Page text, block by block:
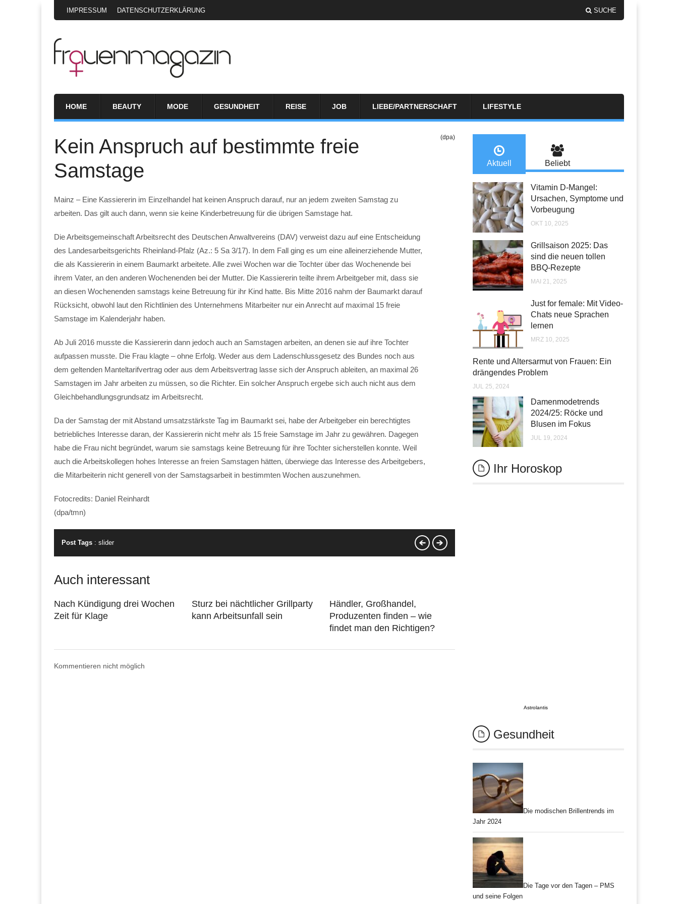
IMPRESSUM DATENSCHUTZERKLÄRUNG SUCHE
HOME BEAUTY MODE GESUNDHEIT REISE JOB LIEBE/PARTNERSCHAFT LIFESTYLE
Kein Anspruch auf bestimmte freie
Samstage
(dpa)
Mainz – Eine Kassiererin im Einzelhandel hat keinen Anspruch darauf, nur an jedem zweiten Samstag zu
arbeiten. Das gilt auch dann, wenn sie keine Kinderbetreuung für die übrigen Samstage hat.
Die Arbeitsgemeinschaft Arbeitsrecht des Deutschen Anwaltvereins (DAV) verweist dazu auf eine Entscheidung
des Landesarbeitsgerichts Rheinland-Pfalz (Az.: 5 Sa 3/17). In dem Fall ging es um eine alleinerziehende Mutter,
die als Kassiererin in einem Baumarkt arbeitete. Alle zwei Wochen war die Tochter über das Wochenende bei
ihrem Vater, an den anderen Wochenenden bei der Mutter. Die Kassiererin teilte ihrem Arbeitgeber mit, dass sie
an diesen Wochenenden samstags keine Betreuung für ihr Kind hatte. Bis Mitte 2016 nahm der Baumarkt darauf
Rücksicht, obwohl laut den Richtlinien des Unternehmens Mitarbeiter nur ein Anrecht auf maximal 15 freie
Samstage im Kalenderjahr haben.
Ab Juli 2016 musste die Kassiererin dann jedoch auch an Samstagen arbeiten, an denen sie auf ihre Tochter
aufpassen musste. Die Frau klagte – ohne Erfolg. Weder aus dem Ladenschlussgesetz des Bundes noch aus
dem geltenden Manteltarifvertrag oder aus dem Arbeitsvertrag lasse sich der Anspruch ableiten, an maximal 26
Samstagen im Jahr arbeiten zu müssen, so die Richter. Ein solcher Anspruch ergebe sich auch nicht aus dem
Gleichbehandlungsgrundsatz im Arbeitsrecht.
Da der Samstag der mit Abstand umsatzstärkste Tag im Baumarkt sei, habe der Arbeitgeber ein berechtigtes
betriebliches Interesse daran, der Kassiererin nicht mehr als 15 freie Samstage im Jahr zu gewähren. Dagegen
habe die Frau nicht begründet, warum sie samstags keine Betreuung für ihre Tochter sicherstellen konnte. Weil
auch die Arbeitskollegen hohes Interesse an freien Samstagen hätten, überwiege das Interesse des Arbeitgebers,
die Mitarbeiterin nicht generell von der Samstagsarbeit in bestimmten Wochen auszunehmen.
Fotocredits: Daniel Reinhardt
(dpa/tmn)
Post Tags : slider
Auch interessant
Nach Kündigung drei Wochen
Zeit für Klage
Sturz bei nächtlicher Grillparty
kann Arbeitsunfall sein
Händler, Großhandel,
Produzenten finden – wie
findet man den Richtigen?
Kommentieren nicht möglich
Aktuell Beliebt
Vitamin D-Mangel:
Ursachen, Symptome und
Vorbeugung
OKT 10, 2025
Grillsaison 2025: Das
sind die neuen tollen
BBQ-Rezepte
MAI 21, 2025
Just for female: Mit Video-
Chats neue Sprachen
lernen
MRZ 10, 2025
Rente und Altersarmut von Frauen: Ein
drängendes Problem
JUL 25, 2024
Damenmodetrends
2024/25: Röcke und
Blusen im Fokus
JUL 19, 2024
Ihr Horoskop
Astrolantis
Gesundheit
Die modischen Brillentrends im
Jahr 2024
Die Tage vor den Tagen – PMS
und seine Folgen